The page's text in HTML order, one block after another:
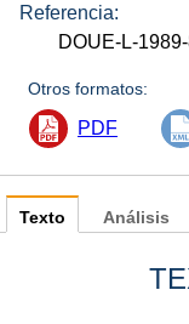
Referencia:
DOUE-L-
Otros formatos:
PDF
Texto Análisis